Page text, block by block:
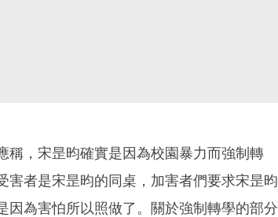
稱，宋昰昀確實是因為校園暴力而強制轉
者是宋昰昀的同桌，加害者們要求宋昰昀
因為害怕所以照做了。關於強制轉學的部分